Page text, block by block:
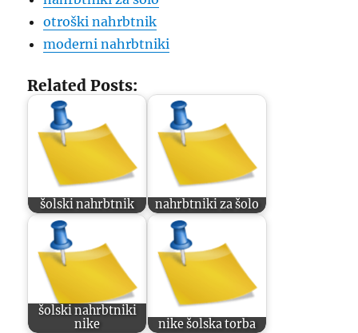
otroški nahrbtnik
moderni nahrbtniki
Related Posts:
šolski nahrbtnik nahrbtniki za šolo
šolski nahrbtniki
nike
nike šolska torba